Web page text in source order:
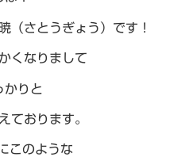
さとうぎょう）です！
くなりまして
かりと
ております。
このような